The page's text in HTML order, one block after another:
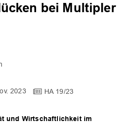
bei Multipler
2023 HA 19/23
und Wirtschaftlichkeit im